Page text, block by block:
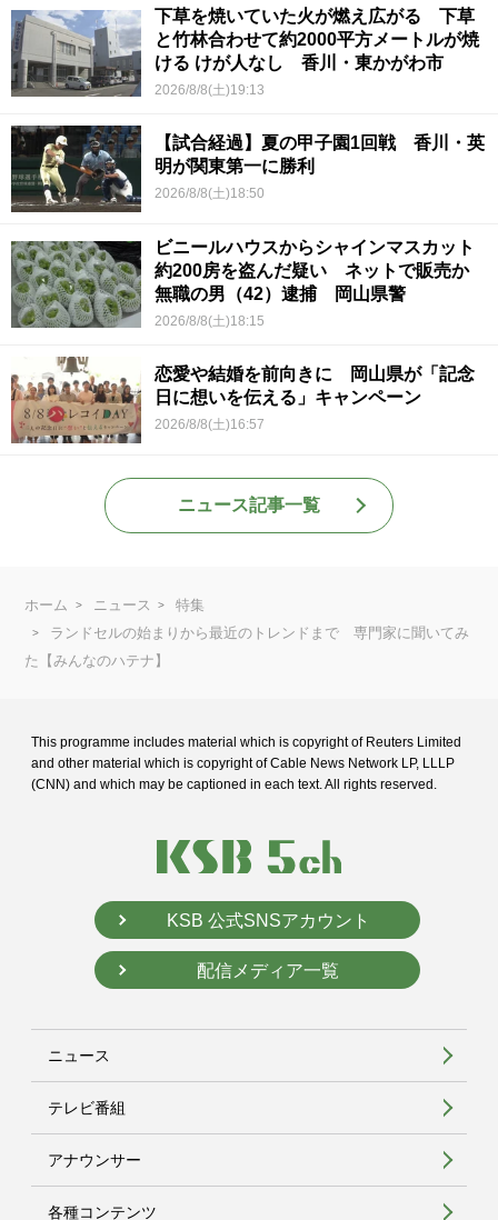
下草を焼いていた火が燃え広がる 下草
と竹林合わせて約2000平方メートルが焼
ける けが人なし 香川・東かがわ市
2026/8/8(土)19:13
【試合経過】夏の甲子園1回戦 香川・英
明が関東第一に勝利
2026/8/8(土)18:50
ビニールハウスからシャインマスカット
約200房を盗んだ疑い ネットで販売か
無職の男（42）逮捕 岡山県警
2026/8/8(土)18:15
恋愛や結婚を前向きに 岡山県が「記念
日に想いを伝える」キャンペーン
2026/8/8(土)16:57
ニュース記事一覧
ホーム ニュース
特集
ランドセルの始まりから最近のトレンドまで 専門家に聞いてみ
た【みんなのハテナ】
This programme includes material which is copyright of Reuters Limited
and other material which is copyright of Cable News Network LP, LLLP
(CNN) and which may be captioned in each text. All rights reserved.
KSB 公式SNSアカウント
配信メディア一覧
ニュース
テレビ番組
アナウンサー
各種コンテンツ